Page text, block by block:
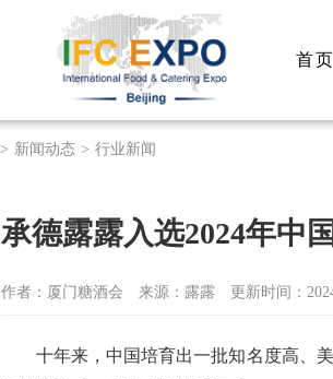
首页
新闻动态 行业新闻
承德露露入选2024年中
作者：厦门糖酒会 来源：露露 更新时间：
十年来，中国培育出一批知名度高、